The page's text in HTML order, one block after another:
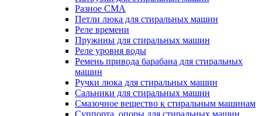
Разное СМА
Петли люка для стиральных машин
Реле времени
Пружины для стиральных машин
Реле уровня воды
Ремень привода барабана для стиральных
машин
Ручки люка для стиральных машин
Сальники для стиральных машин
Смазочное вещество к стиральным машинам
Суппорта, опоры для стиральных машин